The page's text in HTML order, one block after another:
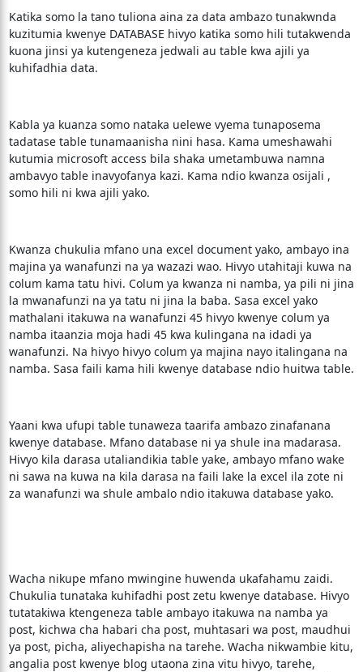
Katika somo la tano tuliona aina za data ambazo tunakwnda
kuzitumia kwenye DATABASE hivyo katika somo hili tutakwenda
kuona jinsi ya kutengeneza jedwali au table kwa ajili ya
kuhifadhia data.
Kabla ya kuanza somo nataka uelewe vyema tunaposema
tadatase table tunamaanisha nini hasa. Kama umeshawahi
kutumia microsoft access bila shaka umetambuwa namna
ambavyo table inavyofanya kazi. Kama ndio kwanza osijali ,
somo hili ni kwa ajili yako.
Kwanza chukulia mfano una excel document yako, ambayo ina
majina ya wanafunzi na ya wazazi wao. Hivyo utahitaji kuwa na
colum kama tatu hivi. Colum ya kwanza ni namba, ya pili ni jina
la mwanafunzi na ya tatu ni jina la baba. Sasa excel yako
mathalani itakuwa na wanafunzi 45 hivyo kwenye colum ya
namba itaanzia moja hadi 45 kwa kulingana na idadi ya
wanafunzi. Na hivyo hivyo colum ya majina nayo italingana na
namba. Sasa faili kama hili kwenye database ndio huitwa table.
Yaani kwa ufupi table tunaweza taarifa ambazo zinafanana
kwenye database. Mfano database ni ya shule ina madarasa.
Hivyo kila darasa utaliandikia table yake, ambayo mfano wake
ni sawa na kuwa na kila darasa na faili lake la excel ila zote ni
za wanafunzi wa shule ambalo ndio itakuwa database yako.
Wacha nikupe mfano mwingine huwenda ukafahamu zaidi.
Chukulia tunataka kuhifadhi post zetu kwenye database. Hivyo
tutatakiwa ktengeneza table ambayo itakuwa na namba ya
post, kichwa cha habari cha post, muhtasari wa post, maudhui
ya post, picha, aliyechapisha na tarehe. Wacha nikwambie kitu,
angalia post kwenye blog utaona zina vitu hivyo, tarehe,